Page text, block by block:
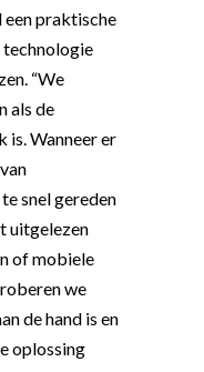
praktische
technologie
“We
als de
is. Wanneer er
snel gereden
uitgelezen
of mobiele
we
de hand is en
oplossing